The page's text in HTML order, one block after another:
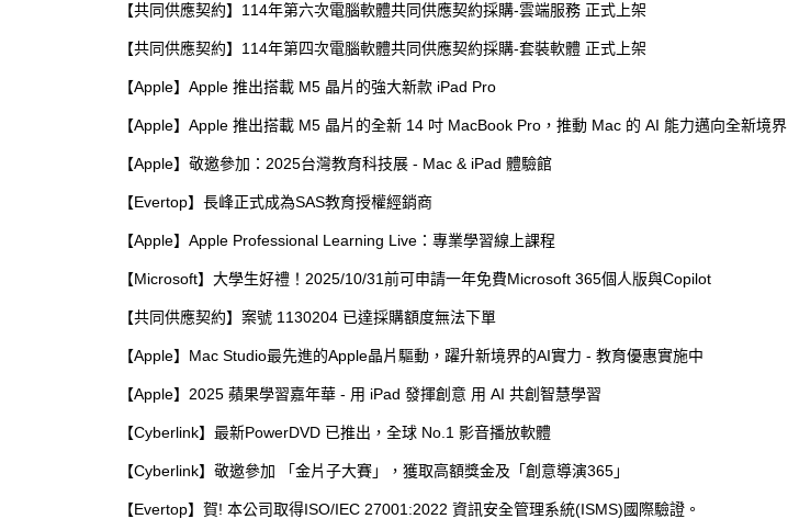
【共同供應契約】114年第六次電腦軟體共同供應契約採購-雲端服務 正式上架
【共同供應契約】114年第四次電腦軟體共同供應契約採購-套裝軟體 正式上架
【Apple】Apple 推出搭載 M5 晶片的強大新款 iPad Pro
【Apple】Apple 推出搭載 M5 晶片的全新 14 吋 MacBook Pro，推動 Mac 的 AI 能力邁向全新境界
【Apple】敬邀參加：2025台灣教育科技展 - Mac & iPad 體驗館
【Evertop】長峰正式成為SAS教育授權經銷商
【Apple】Apple Professional Learning Live：專業學習線上課程
【Microsoft】大學生好禮！2025/10/31前可申請一年免費Microsoft 365個人版與Copilot
【共同供應契約】案號 1130204 已達採購額度無法下單
【Apple】Mac Studio最先進的Apple晶片驅動，躍升新境界的AI實力 - 教育優惠實施中
【Apple】2025 蘋果學習嘉年華 - 用 iPad 發揮創意 用 AI 共創智慧學習
【Cyberlink】最新PowerDVD 已推出，全球 No.1 影音播放軟體
【Cyberlink】敬邀參加 「金片子大賽」，獲取高額獎金及「創意導演365」
【Evertop】賀! 本公司取得ISO/IEC 27001:2022 資訊安全管理系統(ISMS)國際驗證。